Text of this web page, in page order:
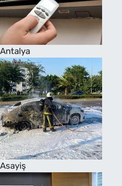
Antalya
Asayiş